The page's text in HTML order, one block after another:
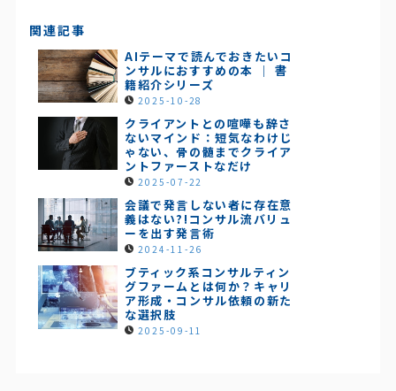
関連記事
AIテーマで読んでおきたいコ
ンサルにおすすめの本 ｜ 書
籍紹介シリーズ
2025-10-28
クライアントとの喧嘩も辞さ
ないマインド：短気なわけじ
ゃない、骨の髄までクライア
ントファーストなだけ
2025-07-22
会議で発言しない者に存在意
義はない?!コンサル流バリュ
ーを出す発言術
2024-11-26
ブティック系コンサルティン
グファームとは何か？キャリ
ア形成・コンサル依頼の新た
な選択肢
2025-09-11